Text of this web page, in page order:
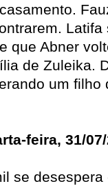
que Abner
de Zuleika.
um filho
feira, 31/
se